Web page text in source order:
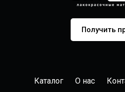
Получить
Каталог О нас